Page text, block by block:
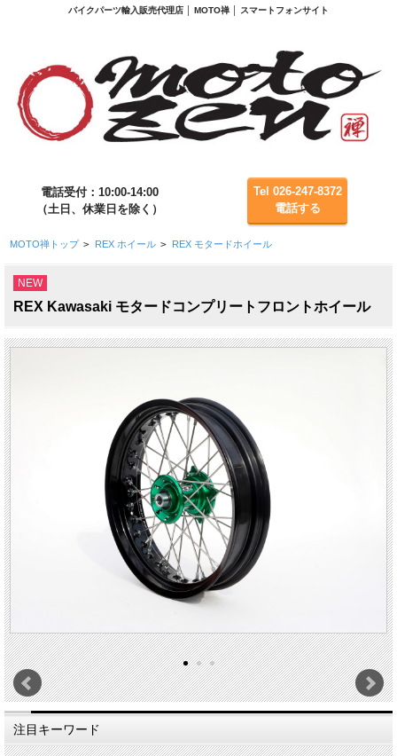
バイクパーツ輸入販売代理店 │ MOTO禅 │ スマートフォンサイト
電話受付：10:00-14:00
（土日、休業日を除く）
Tel 026-247-8372
電話する
MOTO禅トップ > REX ホイール > REX モタードホイール
NEW
REX Kawasaki モタードコンプリートフロントホイール
注目キーワード